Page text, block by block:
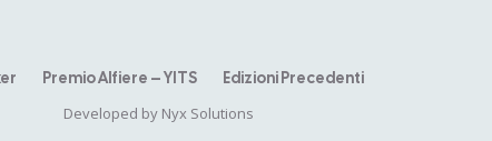
Premio Alfiere – YITS
Edizioni Precedenti
Developed by Nyx Solutions